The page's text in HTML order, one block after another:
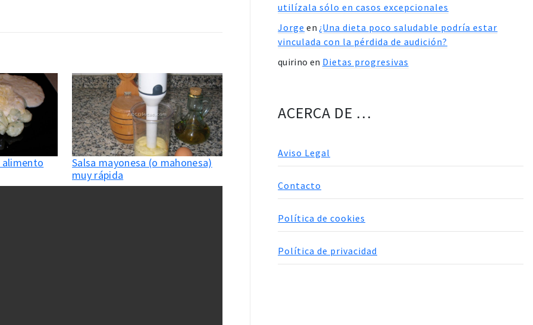
alimento
Salsa mayonesa (o mahonesa)
muy rápida
utilízala sólo en casos excepcionales
Jorge en ¿Una dieta poco saludable podría estar
vinculada con la pérdida de audición?
quirino en Dietas progresivas
ACERCA DE …
Aviso Legal
Contacto
Política de cookies
Política de privacidad